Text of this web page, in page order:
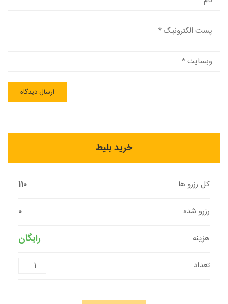
خرید بلیط
کل رزرو ها 110
رزرو شده 0
هزینه رایگان
تعداد